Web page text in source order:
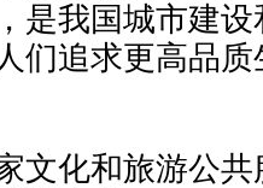
是我国城市建
们追求更高品
化和旅游公共